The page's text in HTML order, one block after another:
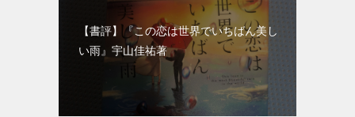
【書評】『この恋は世界でいちばん美し
い雨』宇山佳祐著